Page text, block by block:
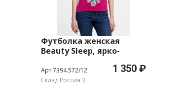
Футболка женская
Beauty Sleep, ярко-
размер M
Арт.7394.572/12 1 350 ₽
Склад Россия:3